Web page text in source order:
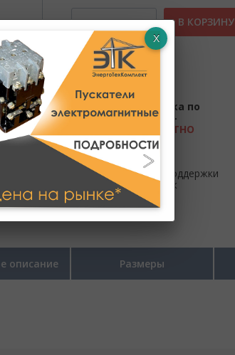
В КОРЗИНУ
В избранное
Доставка по
России -
БЕСПЛАТНО
до ТК
Центр поддержки
и продаж
описание Размеры